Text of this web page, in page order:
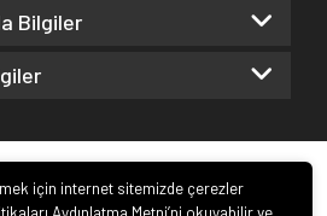
Bilgiler
için internet sitemizde çerezler